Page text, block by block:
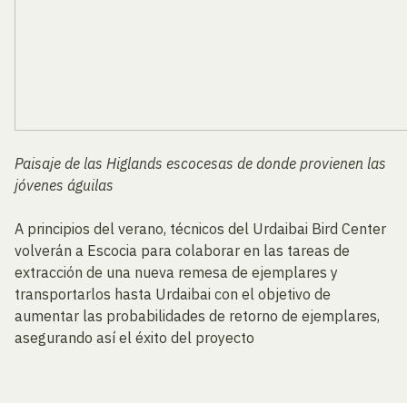
Paisaje de las Higlands escocesas de donde provienen las
jóvenes águilas
A principios del verano, técnicos del Urdaibai Bird Center
volverán a Escocia para colaborar en las tareas de
extracción de una nueva remesa de ejemplares y
transportarlos hasta Urdaibai con el objetivo de
aumentar las probabilidades de retorno de ejemplares,
asegurando así el éxito del proyecto